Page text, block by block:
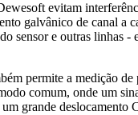
evitam
galvânico de canal a
sensor e outras linhas -
permite a medição de
comum, onde um
grande deslocamento